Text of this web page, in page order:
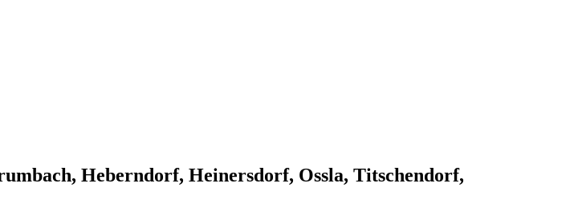
Heberndorf, Heinersdorf, Ossla, Titschendorf,